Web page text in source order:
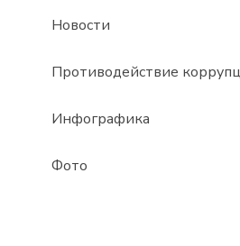
Новости
Противодействие
Инфографика
Фото